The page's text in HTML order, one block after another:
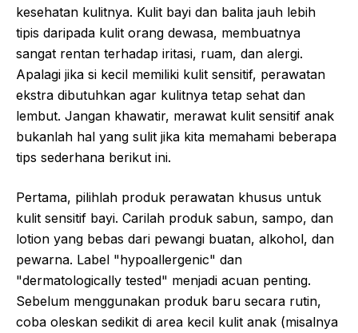
kesehatan kulitnya. Kulit bayi dan balita jauh lebih
tipis daripada kulit orang dewasa, membuatnya
sangat rentan terhadap iritasi, ruam, dan alergi.
Apalagi jika si kecil memiliki kulit sensitif, perawatan
ekstra dibutuhkan agar kulitnya tetap sehat dan
lembut. Jangan khawatir, merawat kulit sensitif anak
bukanlah hal yang sulit jika kita memahami beberapa
tips sederhana berikut ini.
Pertama, pilihlah produk perawatan khusus untuk
kulit sensitif bayi. Carilah produk sabun, sampo, dan
lotion yang bebas dari pewangi buatan, alkohol, dan
pewarna. Label "hypoallergenic" dan
"dermatologically tested" menjadi acuan penting.
Sebelum menggunakan produk baru secara rutin,
coba oleskan sedikit di area kecil kulit anak (misalnya